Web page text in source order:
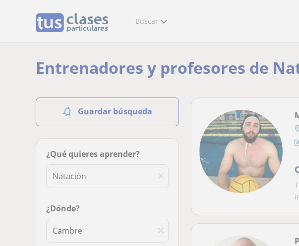
Buscar
Entrenadores y profesores de
Guardar búsqueda
¿Qué quieres aprender?
¿Dónde?